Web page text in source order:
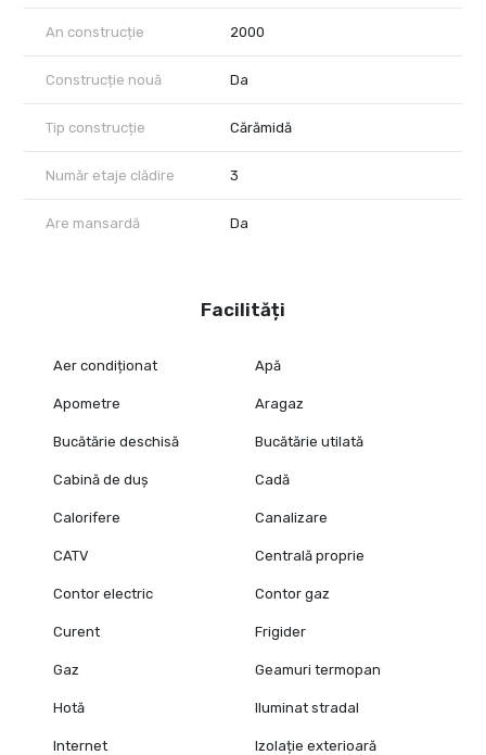
An construcție 2000
Construcție nouă Da
Tip construcție Cărămidă
Număr etaje clădire 3
Are mansardă Da
Facilități
Aer condiționat Apă
Apometre Aragaz
Bucătărie deschisă Bucătărie utilată
Cabină de duș Cadă
Calorifere Canalizare
CATV Centrală proprie
Contor electric Contor gaz
Curent Frigider
Gaz Geamuri termopan
Hotă Iluminat stradal
Internet Izolație exterioară